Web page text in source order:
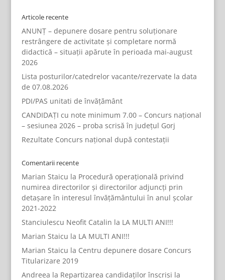
Articole recente
ANUNȚ – depunere dosare pentru soluționare
restrângere de activitate și completare normă
didactică – situații apărute în perioada mai-august
2026
Lista posturilor/catedrelor vacante/rezervate la data
de 07.08.2026
PDI/PAS unitati de învățământ
CANDIDAȚI cu note minimum 7.00 – Concurs național
– sesiunea 2026 – proba scrisă în județul Gorj
Rezultate Concurs național după contestații
Comentarii recente
Marian Staicu la Procedură operațională privind
numirea directorilor și directorilor adjuncți prin
detașare în interesul învățământului în anul școlar
2021-2022
Stanciulescu Neofit Catalin la LA MULTI ANI!!!
Marian Staicu la LA MULTI ANI!!!
Marian Staicu la Centru depunere dosare Concurs
Titularizare 2019
Andreea la Repartizarea candidaților înscrisi la